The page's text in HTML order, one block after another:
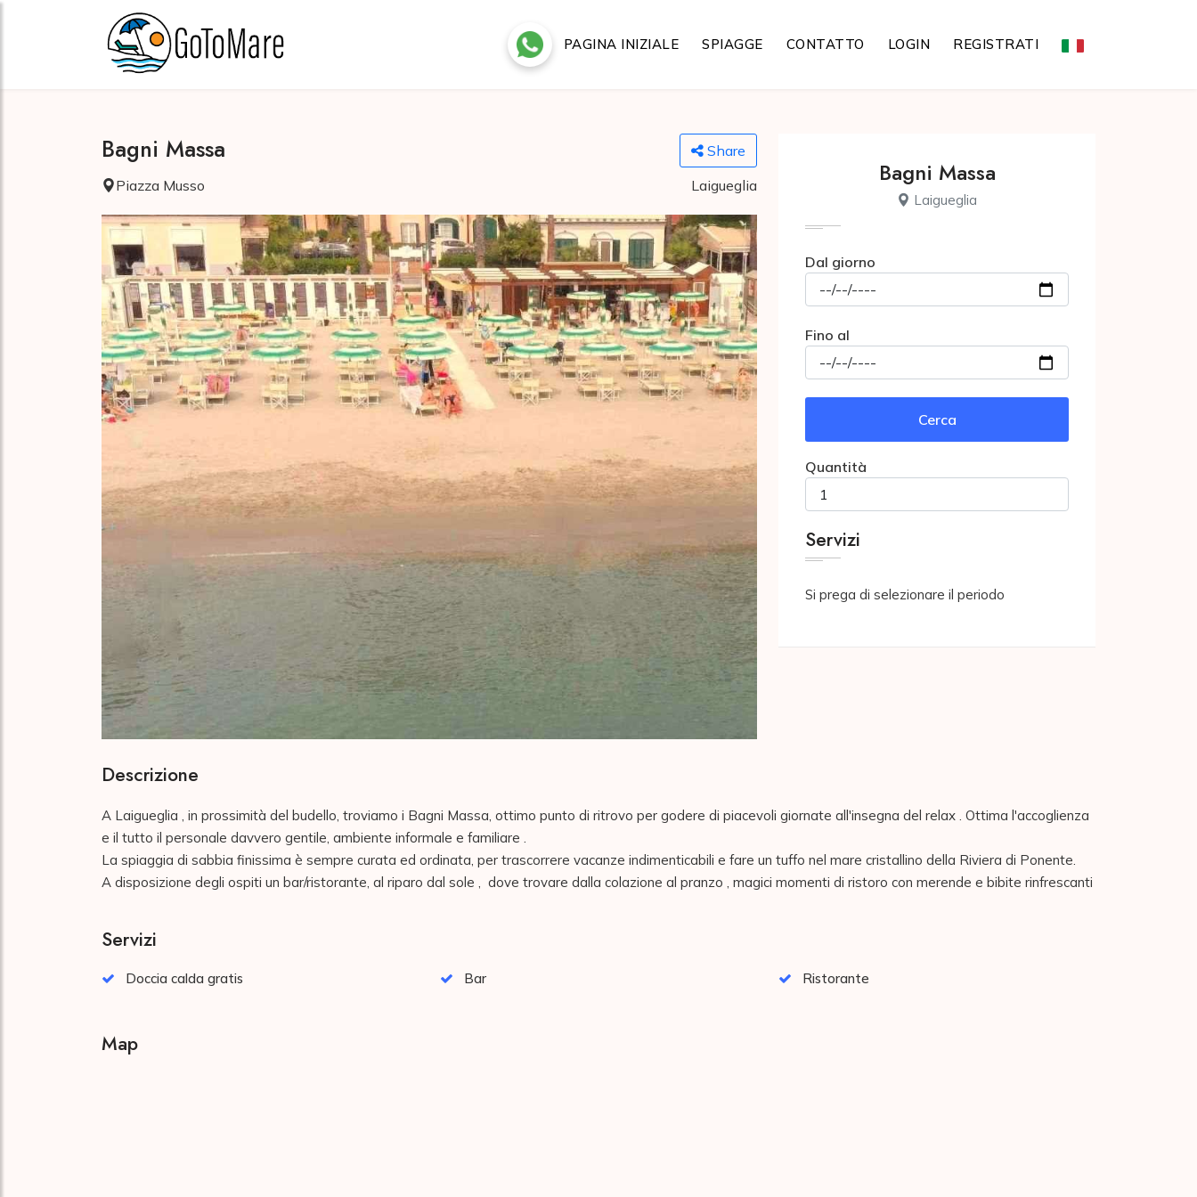
PAGINA INIZIALE SPIAGGE CONTATTO LOGIN REGISTRATI
Bagni Massa
Share
Piazza Musso
Laigueglia Bagni Massa
Laigueglia
Dal giorno
Fino al
Cerca
Quantità
Servizi
Si prega di selezionare il periodo
Descrizione
A Laigueglia , in prossimità del budello, troviamo i Bagni Massa, ottimo punto di ritrovo per godere di piacevoli giornate all'insegna del relax . Ottima l'accoglienza
e il tutto il personale davvero gentile, ambiente informale e familiare .
La spiaggia di sabbia finissima è sempre curata ed ordinata, per trascorrere vacanze indimenticabili e fare un tuffo nel mare cristallino della Riviera di Ponente.
A disposizione degli ospiti un bar/ristorante, al riparo dal sole ,  dove trovare dalla colazione al pranzo , magici momenti di ristoro con merende e bibite rinfrescanti
Servizi
Doccia calda gratis Bar Ristorante
Map